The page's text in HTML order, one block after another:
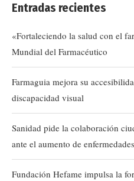
Entradas recientes
«Fortaleciendo la salud con el
Mundial del Farmacéutico
Farmaguia mejora su
discapacidad visual
Sanidad pide la colaboración
ante el aumento de enfermedades
Fundación Hefame impulsa la